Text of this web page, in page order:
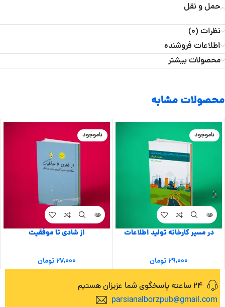
حمل و نقل
نظرات (0)
اطلاعات فروشنده
محصولات بیشتر
محصولات مشابه
ناموجود
در مسیر کارخانه تولید اطلاعات
۲۹,۰۰۰تومان
ناموجود
از شادی تا موفقیت
۲۷,۰۰۰تومان
24 ساعته پاسخگوی شما عزیزان هستیم
parsianalborzpub@gmail.com